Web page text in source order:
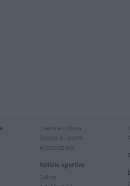
Eventi e cultura
Scuola e Lavoro
Associazioni
Notizie sportive
Calcio